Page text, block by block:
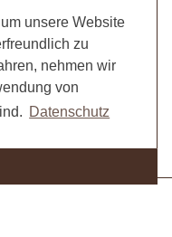
unsere Website
zu
nehmen wir
von
Datenschutz